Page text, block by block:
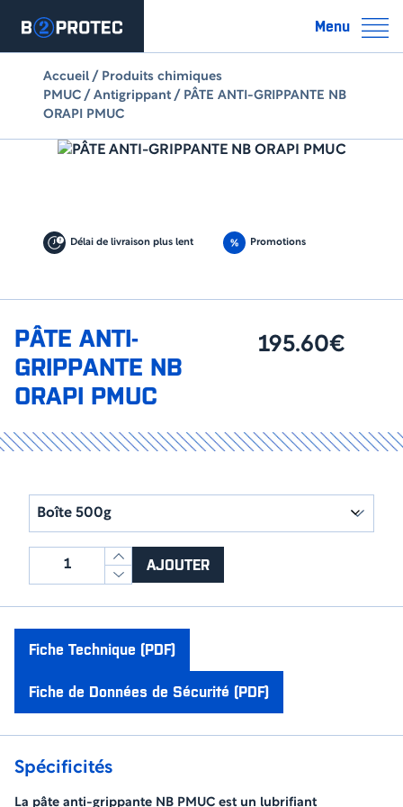
Menu
Accueil / Produits chimiques
PMUC / Antigrippant / PÂTE ANTI-GRIPPANTE NB
ORAPI PMUC
Délai de livraison plus lent Promotions
PÂTE ANTI-
GRIPPANTE NB
ORAPI PMUC
195.60€
quantité
GRIPPANTE
ORAPI
AJOUTER
Fiche Technique (PDF)
Fiche de Données de Sécurité (PDF)
Spécificités
La pâte anti-grippante NB PMUC est un lubrifiant